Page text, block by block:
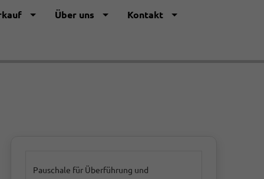
Über uns Kontakt
Pauschale für Überführung und